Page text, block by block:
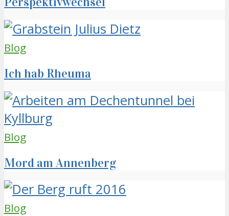
Blog
Ich hab Rheuma
Blog
Mord am Annenberg
Blog